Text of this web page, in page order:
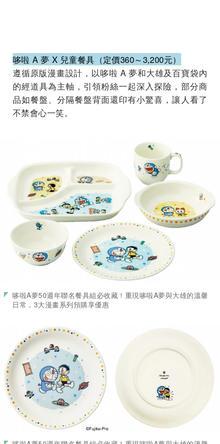
哆啦 A 夢 X 兒童餐具（定價360～3,200元）
遵循原版漫畫設計，以哆啦 A 夢和大雄及百寶袋內
的經道具為主軸，引領粉絲一起深入探險，部分商
品如餐盤、分隔餐盤背面還印有小驚喜，讓人看了
不禁會心一笑。
哆啦A夢50週年聯名餐具組必收藏！重現哆啦A夢與大雄的溫馨
日常，3大漫畫系列預購享優惠